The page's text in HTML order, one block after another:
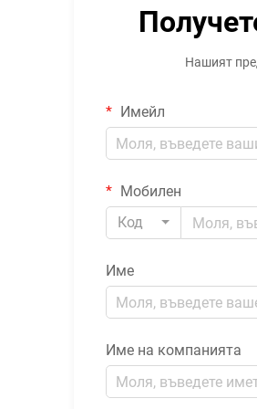
Нашият
Имейл
Мобилен
Код
Име
Име на компанията